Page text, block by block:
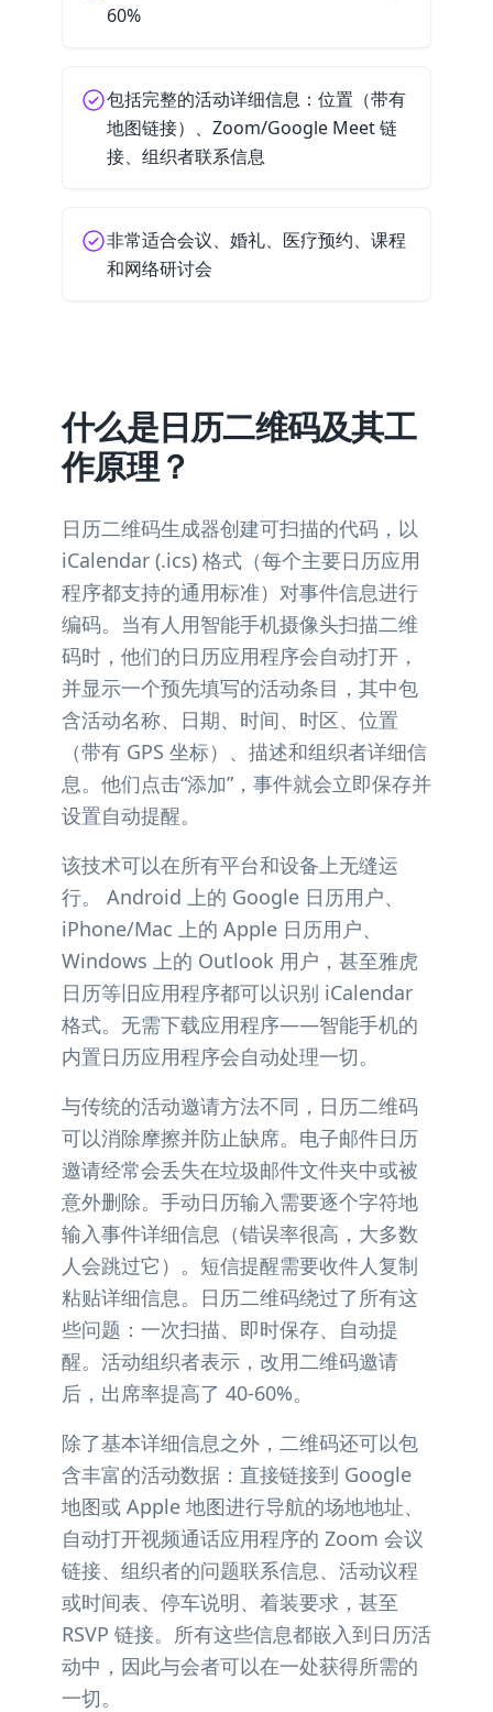
60%
包括完整的活动详细信息：位置（带有
地图链接）、Zoom/Google Meet 链
接、组织者联系信息
非常适合会议、婚礼、医疗预约、课程
和网络研讨会
什么是日历二维码及其工
作原理？
日历二维码生成器创建可扫描的代码，以
iCalendar (.ics) 格式（每个主要日历应用
程序都支持的通用标准）对事件信息进行
编码。当有人用智能手机摄像头扫描二维
码时，他们的日历应用程序会自动打开，
并显示一个预先填写的活动条目，其中包
含活动名称、日期、时间、时区、位置
（带有 GPS 坐标）、描述和组织者详细信
息。他们点击“添加”，事件就会立即保存并
设置自动提醒。
该技术可以在所有平台和设备上无缝运
行。 Android 上的 Google 日历用户、
iPhone/Mac 上的 Apple 日历用户、
Windows 上的 Outlook 用户，甚至雅虎
日历等旧应用程序都可以识别 iCalendar
格式。无需下载应用程序——智能手机的
内置日历应用程序会自动处理一切。
与传统的活动邀请方法不同，日历二维码
可以消除摩擦并防止缺席。电子邮件日历
邀请经常会丢失在垃圾邮件文件夹中或被
意外删除。手动日历输入需要逐个字符地
输入事件详细信息（错误率很高，大多数
人会跳过它）。短信提醒需要收件人复制
粘贴详细信息。日历二维码绕过了所有这
些问题：一次扫描、即时保存、自动提
醒。活动组织者表示，改用二维码邀请
后，出席率提高了 40-60%。
除了基本详细信息之外，二维码还可以包
含丰富的活动数据：直接链接到 Google
地图或 Apple 地图进行导航的场地地址、
自动打开视频通话应用程序的 Zoom 会议
链接、组织者的问题联系信息、活动议程
或时间表、停车说明、着装要求，甚至
RSVP 链接。所有这些信息都嵌入到日历活
动中，因此与会者可以在一处获得所需的
一切。